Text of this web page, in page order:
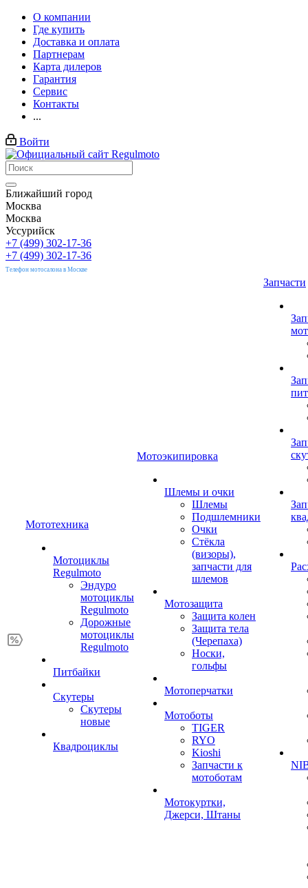
О компании
Где купить
Доставка и оплата
Партнерам
Карта дилеров
Гарантия
Сервис
Контакты
...
Войти
Ближайший город
Москва
Москва
Уссурийск
+7 (499) 302-17-36
+7 (499) 302-17-36
Телефон мотосалона в Москве
Мототехника
Мотоциклы
Regulmoto
Эндуро
мотоциклы
Regulmoto
Дорожные
мотоциклы
Regulmoto
Питбайки
Скутеры
Скутеры
новые
Квадроциклы
Мотоэкипировка
Шлемы и очки
Шлемы
Подшлемники
Очки
Стёкла
(визоры),
запчасти для
шлемов
Мотозащита
Защита колен
Защита тела
(Черепаха)
Носки,
гольфы
Мотоперчатки
Мотоботы
TIGER
RYO
Kioshi
Запчасти к
мотоботам
Мотокуртки,
Джерси, Штаны
Запчасти